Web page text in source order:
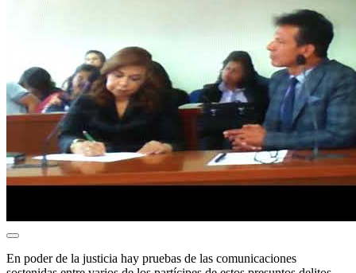
En poder de la justicia hay pruebas de las comunicaciones